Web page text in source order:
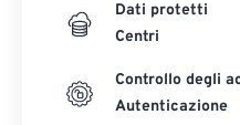
Dati protetti
Centri
Controllo degli
Autenticazione